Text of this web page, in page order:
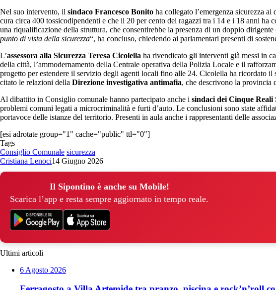
Nel suo intervento, il sindaco Francesco Bonito ha collegato l’emergenza sicurezza ai
cura circa 400 tossicodipendenti e che il 20 per cento dei ragazzi tra i 14 e i 18 anni
una riqualificazione della struttura, che consentirebbe la presenza di un doppio dirigente
punto di vista della sicurezza“, ha concluso, chiedendo ai parlamentari presenti di
L’assessora alla Sicurezza Teresa Cicolella ha rivendicato gli interventi già messi in
della città, l’ammodernamento della Centrale operativa della Polizia Locale e il
progetto per estendere il servizio degli agenti locali fino alle 24. Cicolella ha ricordato
citato le relazioni della Direzione investigativa antimafia, che descrivono la provincia
Al dibattito in Consiglio comunale hanno partecipato anche i sindaci dei Cinque Reali
problemi comuni legati a microcriminalità e furti d’auto. Le conclusioni sono state
portavoce delle istanze del territorio. Presenti in aula anche i rappresentanti delle
[esi adrotate group="1" cache="public" ttl="0"]
Tags
Consiglio Comunale sicurezza
Cristiana Lenoci14 Giugno 2026
Il Sipontino è anche su Mobile!
Scarica l’app e resta sempre aggiornato in tempo reale.
Ultimi articoli
6 Agosto 2026